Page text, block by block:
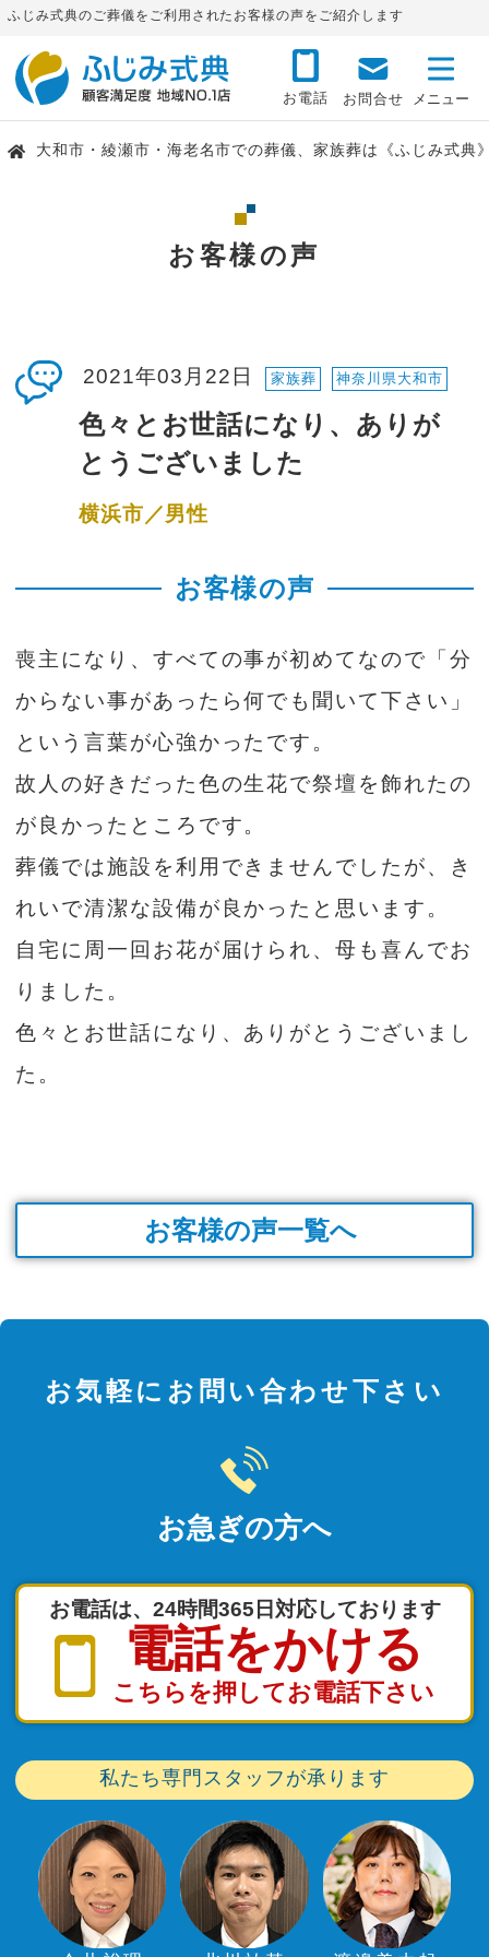
ふじみ式典のご葬儀をご利用されたお客様の声をご紹介します
お電話 お問合せ
大和市・綾瀬市・海老名市での葬儀、家族葬は《ふじみ式典
お客様の声
2021年03月22日 家族葬 神奈川県大和市
色々とお世話になり、ありが
とうございました
横浜市／男性
お客様の声
喪主になり、すべての事が初めてなので「分
からない事があったら何でも聞いて下さい」
という言葉が心強かったです。
故人の好きだった色の生花で祭壇を飾れたの
が良かったところです。
葬儀では施設を利用できませんでしたが、き
れいで清潔な設備が良かったと思います。
自宅に周一回お花が届けられ、母も喜んでお
りました。
色々とお世話になり、ありがとうございまし
た。
お客様の声一覧へ
お気軽にお問い合わせ下さい
お急ぎの方へ
お電話は、24時間365日対応しております
電話をかける
こちらを押してお電話下さい
私たち専門スタッフが承ります